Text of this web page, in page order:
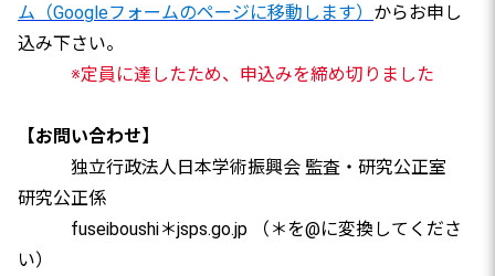
ム（Googleフォームのページに移動します） からお申し
込み下さい。
※定員に達したため、申込みを締め切りました
【お問い合わせ】
独立行政法人日本学術振興会 監査・研究公正室
研究公正係
fuseiboushi＊jsps.go.jp （＊を@に変換してくださ
い）